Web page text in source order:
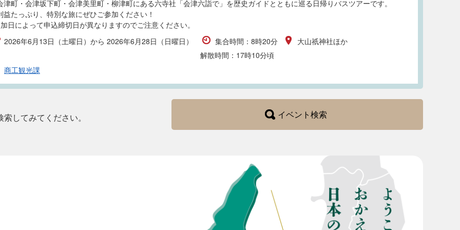
津町・会津坂下町・会津美里町・柳津町にある六寺社「会津六詣で」を歴史ガイドとともに巡る日帰りバスツアーです。
益たっぷり、特別な旅にぜひご参加ください！
日によって申込締切日が異なりますのでご注意ください。
2026年6月13日（土曜日）から 2026年6月28日（日曜日）
集合時間：8時20分
解散時間：17時10分頃
大山祇神社ほか
商工観光課
してみてください。 イベント検索